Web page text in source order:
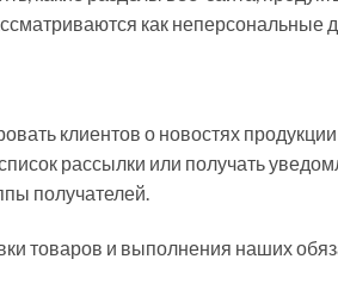
как неперсональные
клиентов о новостях продукции
рассылки или получать
получателей.
товаров и выполнения наших